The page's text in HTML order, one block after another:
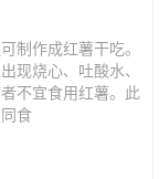
制作成红薯干吃。
现烧心、吐酸水、
不宜食用红薯。此
食